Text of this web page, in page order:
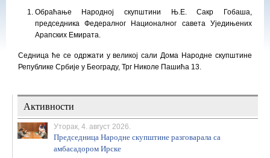
Обраћање Народној скупштини Њ.Е. Сакр Гобаша,
председника Федералног Националног савета Уједињених
Арапских Емирата.
Седница ће се одржати у великој сали Дома Народне скупштине
Републике Србије у Београду, Трг Николе Пашића 13.
Активности
Уторак, 4. август 2026.
Председница Народне скупштине разговарала са
амбасадором Ирске